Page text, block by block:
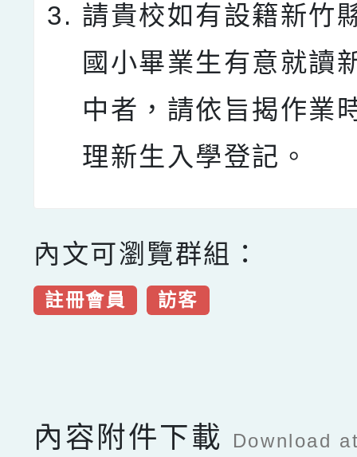
請貴校如有設籍新竹
國小畢業生有意就讀
中者，請依旨揭作業
理新生入學登記。
內文可瀏覽群組：
註冊會員 訪客
內容附件下載 Download